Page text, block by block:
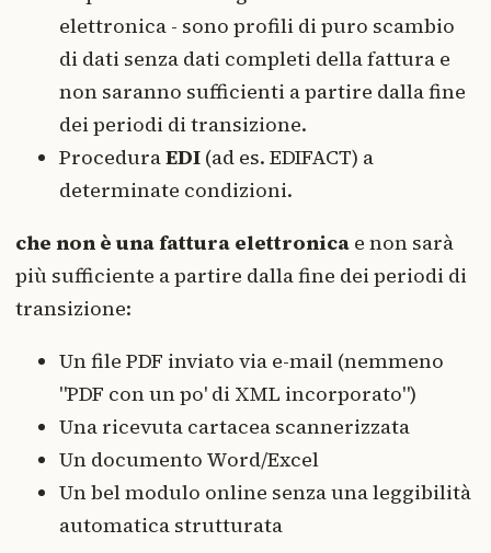
elettronica - sono profili di puro scambio
di dati senza dati completi della fattura e
non saranno sufficienti a partire dalla fine
dei periodi di transizione.
ProceduraEDI (ad es. EDIFACT) a
determinate condizioni.
che non è una fattura elettronica e non sarà
più sufficiente a partire dalla fine dei periodi di
transizione:
Un file PDF inviato via e-mail (nemmeno
"PDF con un po' di XML incorporato")
Una ricevuta cartacea scannerizzata
Un documento Word/Excel
Un bel modulo online senza una leggibilità
automatica strutturata